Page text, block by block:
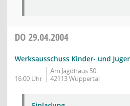
DO 29.04.2004
Werksausschuss Kinder- und
16:00 Uhr
Am Jagdhaus 50
42113 Wuppertal